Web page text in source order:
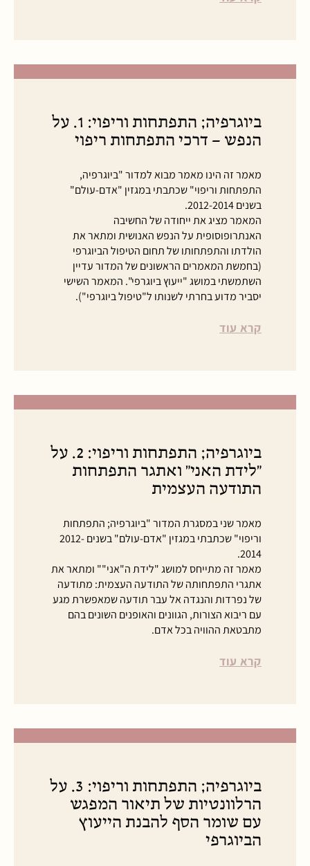
ביוגרפיה; התפתחות וריפוי: 1. על
הנפש – דרכי התפתחות ריפוי
מאמר זה הינו מאמר מבוא למדור "ביוגרפיה,
התפתחות וריפוי" שכתבתי במגזין "אדם-עולם"
בשנים 2012-2014.
המאמר מציג את ייחודה של החשיבה
האנתרופוסופית על הנפש האנושית ומתאר את
הולדתו והתפתחותו של תחום הטיפול הביוגרפי
(בחמשת המאמרים הראשונים של המדור עדיין
השתמשתי במושג "ייעוץ ביוגרפי". המאמר השישי
יסביר מדוע בחרתי לשנותו ל"טיפול ביוגרפי").
קרא עוד
ביוגרפיה; התפתחות וריפוי: 2. על
"לידת האני" ואתגר התפתחות
התודעה העצמית
מאמר שני במסגרת המדור "ביוגרפיה; התפתחות
וריפוי" שכתבתי במגזין "אדם-עולם" בשנים 2012-
2014.
מאמר זה מתייחס למושג "לידת ה"אני"" ומתאר את
אתגרי התפתחותה של התודעה העצמית: מתודעה
של נפרדות והנגדה אל עבר תודעה שמאפשרת מגע
עם ריבוא הצורות, הגוונים והאופנים השונים בהם
מתבטאת ההוויה בכל אדם.
קרא עוד
ביוגרפיה; התפתחות וריפוי: 3. על
הרלוונטיות של תיאור המפגש
עם שומר הסף להבנת הייעוץ
הביוגרפי